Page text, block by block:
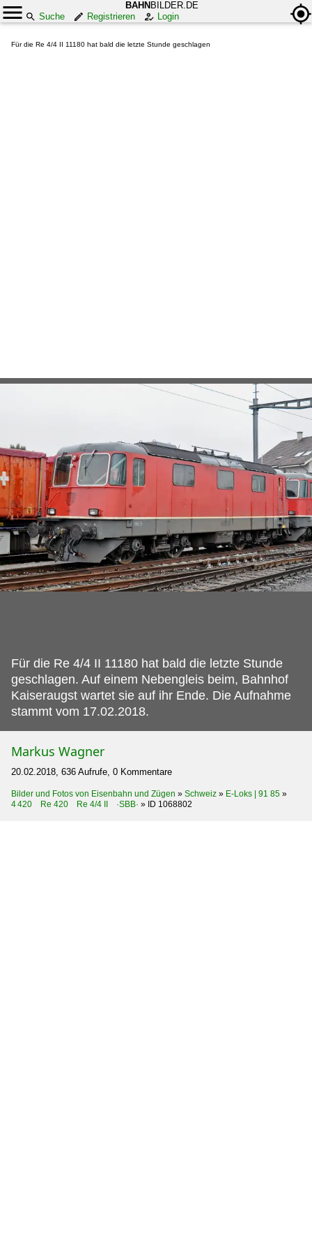
BAHN BILDER.DE
Suche
Registrieren Login
Für die Re 4/4 II 11180 hat bald die letzte Stunde geschlagen
Für die Re 4/4 II 11180 hat bald die letzte Stunde
geschlagen. Auf einem Nebengleis beim, Bahnhof
Kaiseraugst wartet sie auf ihr Ende. Die Aufnahme
stammt vom 17.02.2018.
Markus Wagner
20.02.2018, 636 Aufrufe, 0 Kommentare
Bilder und Fotos von Eisenbahn und Zügen » Schweiz » E-Loks | 91 85 »
4 420 Re 420 Re 4/4 II ·SBB· » ID 1068802